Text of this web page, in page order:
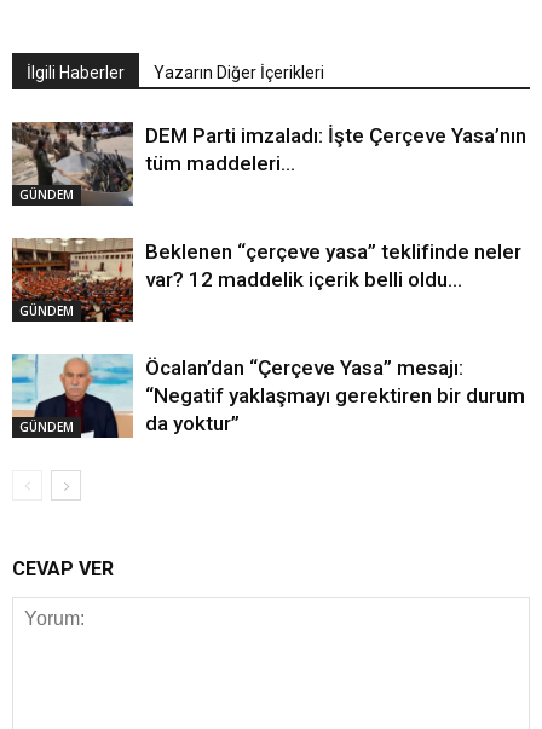
İlgili Haberler Yazarın Diğer İçerikleri
GÜNDEM
DEM Parti imzaladı: İşte Çerçeve Yasa’nın
tüm maddeleri…
GÜNDEM
Beklenen “çerçeve yasa” teklifinde neler
var? 12 maddelik içerik belli oldu…
GÜNDEM
Öcalan’dan “Çerçeve Yasa” mesajı:
“Negatif yaklaşmayı gerektiren bir durum
da yoktur”
CEVAP VER